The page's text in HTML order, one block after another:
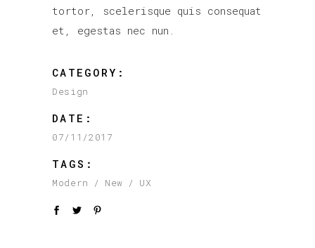
tortor, scelerisque quis consequat
et, egestas nec nun.
CATEGORY:
Design
DATE:
07/11/2017
TAGS:
Modern New UX